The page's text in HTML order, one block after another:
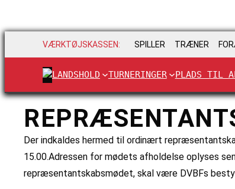
VÆRKTØJSKASSEN: SPILLER TRÆNER
LANDSHOLD TURNERINGER PLADS TIL
Der indkaldes hermed til ordinært
15.00.Adressen for mødets afholdelse oplyses
repræsentantskabsmødet, skal være DVBFs